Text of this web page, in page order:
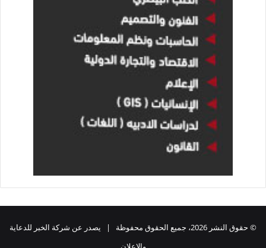
© حقوق النشر 2026، جميع الحقوق محفوظة | يصدر عن شركة الخبر للدعاية